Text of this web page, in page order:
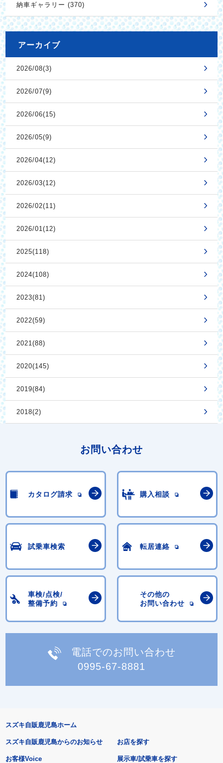
納車ギャラリー (370)
アーカイブ
2026/08(3)
2026/07(9)
2026/06(15)
2026/05(9)
2026/04(12)
2026/03(12)
2026/02(11)
2026/01(12)
2025(118)
2024(108)
2023(81)
2022(59)
2021(88)
2020(145)
2019(84)
2018(2)
お問い合わせ
カタログ請求 購入相談
試乗車検索 転居連絡
車検/点検/
整備予約
その他の
お問い合わせ
電話でのお問い合わせ
0995-67-8881
スズキ自販鹿児島ホーム
スズキ自販鹿児島からのお知らせ
お客様Voice
お店を探す
展示車/試乗車を探す